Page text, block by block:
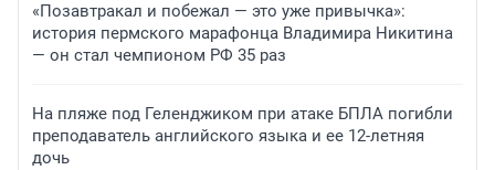
«Позавтракал и побежал — это уже привычка»:
история пермского марафонца Владимира Никитина
— он стал чемпионом РФ 35 раз
На пляже под Геленджиком при атаке БПЛА погибли
преподаватель английского языка и ее 12-летняя
дочь